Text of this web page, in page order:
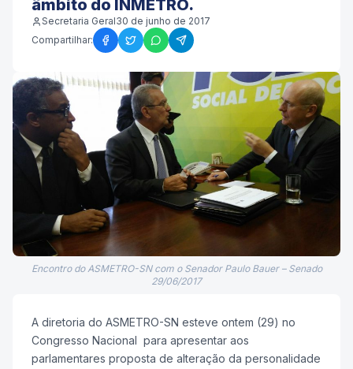
âmbito do INMETRO.
Secretaria Geral30 de junho de 2017
Compartilhar:
Encontro do ASMETRO-SN com o Senador Paulo Bauer – Senado
29/06/2017
A diretoria do ASMETRO-SN esteve ontem (29) no
Congresso Nacional para apresentar aos
parlamentares proposta de alteração da personalidade